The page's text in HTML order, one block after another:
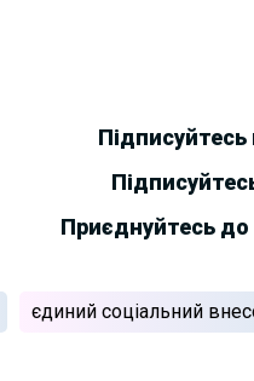
Приєднуйтесь до
єдиний соціальний